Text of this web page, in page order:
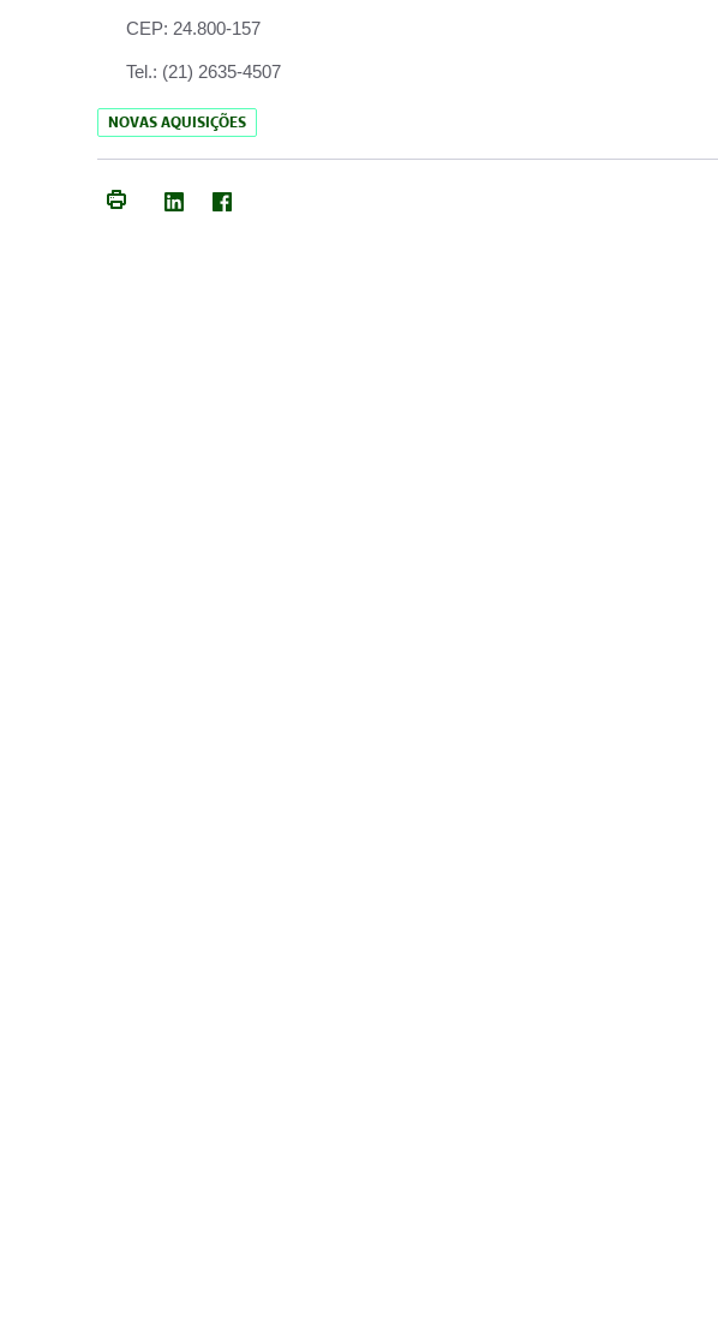
CEP: 24.800-157
Tel.: (21) 2635-4507
NOVAS AQUISIÇÕES